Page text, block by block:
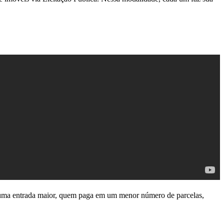
entrada maior, quem paga em um menor número de parcelas,